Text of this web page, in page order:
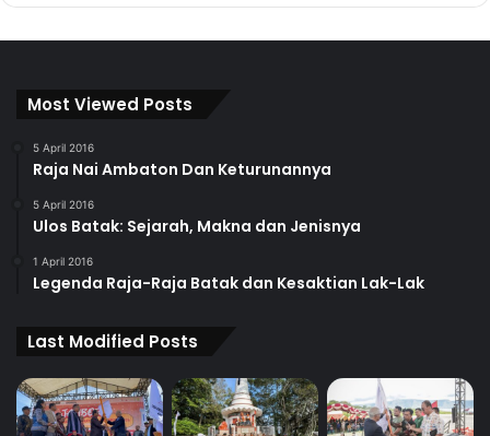
Most Viewed Posts
5 April 2016
Raja Nai Ambaton Dan Keturunannya
5 April 2016
Ulos Batak: Sejarah, Makna dan Jenisnya
1 April 2016
Legenda Raja-Raja Batak dan Kesaktian Lak-Lak
Last Modified Posts